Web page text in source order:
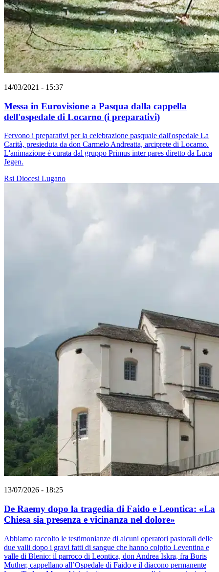
14/03/2021 - 15:37
Messa in Eurovisione a Pasqua dalla cappella
dell'ospedale di Locarno (i preparativi)
Fervono i preparativi per la celebrazione pasquale dall'ospedale La
Carità, presieduta da don Carmelo Andreatta, arciprete di Locarno.
L'animazione è curata dal gruppo Primus inter pares diretto da Luca
Jegen.
Rsi Diocesi Lugano
13/07/2026 - 18:25
De Raemy dopo la tragedia di Faido e Leontica: «La
Chiesa sia presenza e vicinanza nel dolore»
Abbiamo raccolto le testimonianze di alcuni operatori pastorali delle
due valli dopo i gravi fatti di sangue che hanno colpito Leventina e
valle di Blenio: il parroco di Leontica, don Andrea Iskra, fra Boris
Muther, cappellano all’Ospedale di Faido e il diacono permanente